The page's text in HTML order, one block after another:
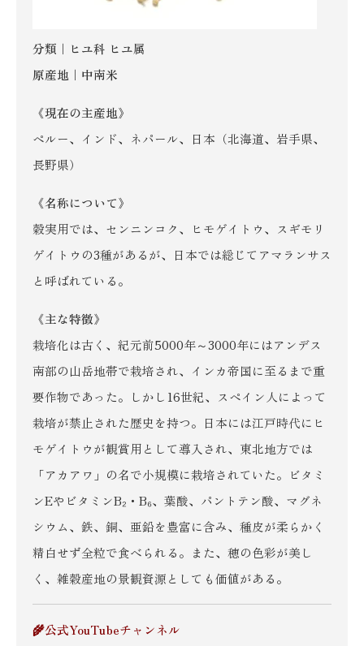
分類｜ヒユ科 ヒユ属
原産地｜中南米
《現在の主産地》
ペルー、インド、ネパール、日本（北海道、岩手県、
長野県）
《名称について》
穀実用では、センニンコク、ヒモゲイトウ、スギモリ
ゲイトウの3種があるが、日本では総じてアマランサス
と呼ばれている。
《主な特徴》
栽培化は古く、紀元前5000年～3000年にはアンデス
南部の山岳地帯で栽培され、インカ帝国に至るまで重
要作物であった。しかし16世紀、スペイン人によって
栽培が禁止された歴史を持つ。日本には江戸時代にヒ
モゲイトウが観賞用として導入され、東北地方では
「アカアワ」の名で小規模に栽培されていた。ビタミ
ンEやビタミンB₂・B₆、葉酸、パントテン酸、マグネ
シウム、鉄、銅、亜鉛を豊富に含み、種皮が柔らかく
精白せず全粒で食べられる。また、穂の色彩が美し
く、雑穀産地の景観資源としても価値がある。
🌾公式YouTubeチャンネル